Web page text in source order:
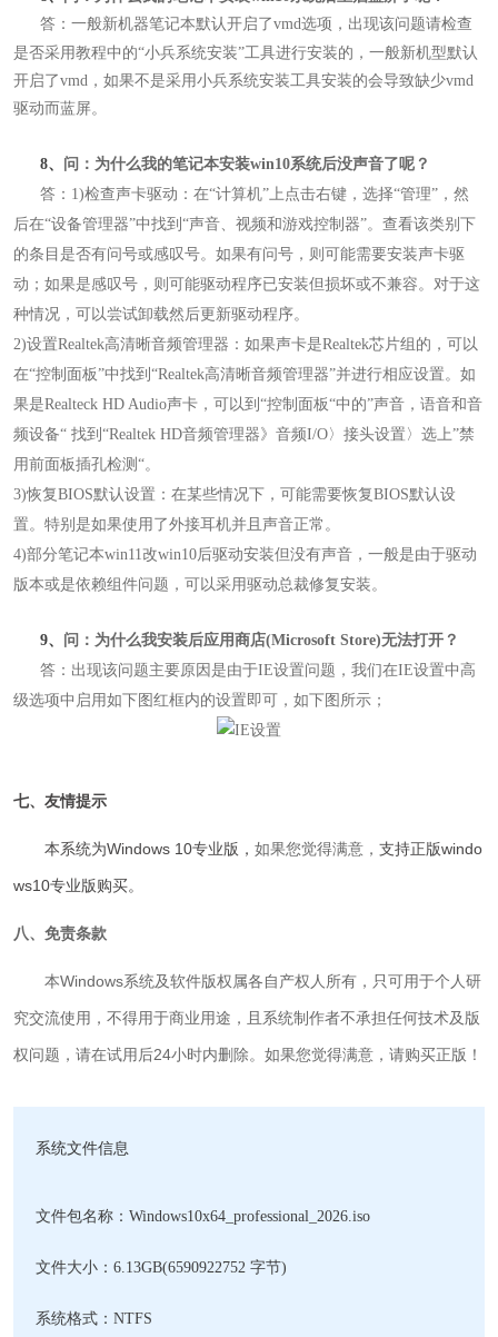
答：一般新机器笔记本默认开启了vmd选项，出现该问题请检查
是否采用教程中的“小兵系统安装”工具进行安装的，一般新机型默认
开启了vmd，如果不是采用小兵系统安装工具安装的会导致缺少vmd
驱动而蓝屏。
8、 问：为什么我的笔记本安装win10系统后没声音了呢 ？
答：1)检查声卡驱动：在“计算机”上点击右键，选择“管理”，然
后在“设备管理器”中找到“声音、视频和游戏控制器”。查看该类别下
的条目是否有问号或感叹号。如果有问号，则可能需要安装声卡驱
动；如果是感叹号，则可能驱动程序已安装但损坏或不兼容。对于这
种情况，可以尝试卸载然后更新驱动程序。
2)设置Realtek高清晰音频管理器：如果声卡是Realtek芯片组的，可以
在“控制面板”中找到“Realtek高清晰音频管理器”并进行相应设置。如
果是Realteck HD Audio声卡，可以到“控制面板“中的”声音，语音和音
频设备“ 找到“Realtek HD音频管理器》音频I/O〉接头设置〉选上”禁
用前面板插孔检测“。
3)恢复BIOS默认设置：在某些情况下，可能需要恢复BIOS默认设
置。特别是如果使用了外接耳机并且声音正常。
4)部分笔记本win11改win10后驱动安装但没有声音，一般是由于驱动
版本或是依赖组件问题，可以采用驱动总裁修复安装。
9、 问：为什么我安装后应用商店(Microsoft Store)无法打开 ？
答：出现该问题主要原因是由于IE设置问题，我们在IE设置中高
级选项中启用如下图红框内的设置即可，如下图所示；
七、友情提示
本系统为Windows 10专业版 ，如果您觉得满意，支持正版windo
ws10专业版购买。
八、免责条款
本Windows系统及软件版权属各自产权人所有，只可用于个人研
究交流使用，不得用于商业用途，且系统制作者不承担任何技术及版
权问题，请在试用后24小时内删除。如果您觉得满意，请购买正版！
系统文件信息
文件包名称：Windows10x64_professional_2026.iso
文件大小：6.13GB(6590922752 字节)
系统格式：NTFS